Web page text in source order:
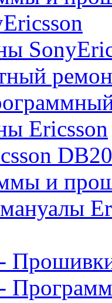
Ericsson
и